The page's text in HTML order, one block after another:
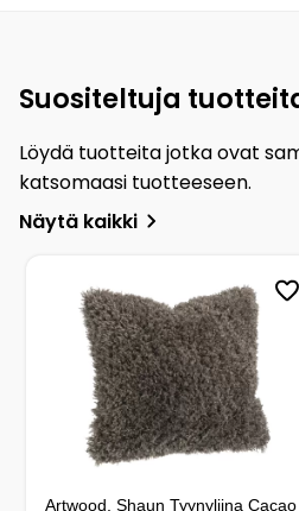
Suositeltuja
Löydä tuotteita jotka ovat
katsomaasi tuotteeseen.
Näytä kaikki
Artwood, Shaun Tyynyliina Cacao